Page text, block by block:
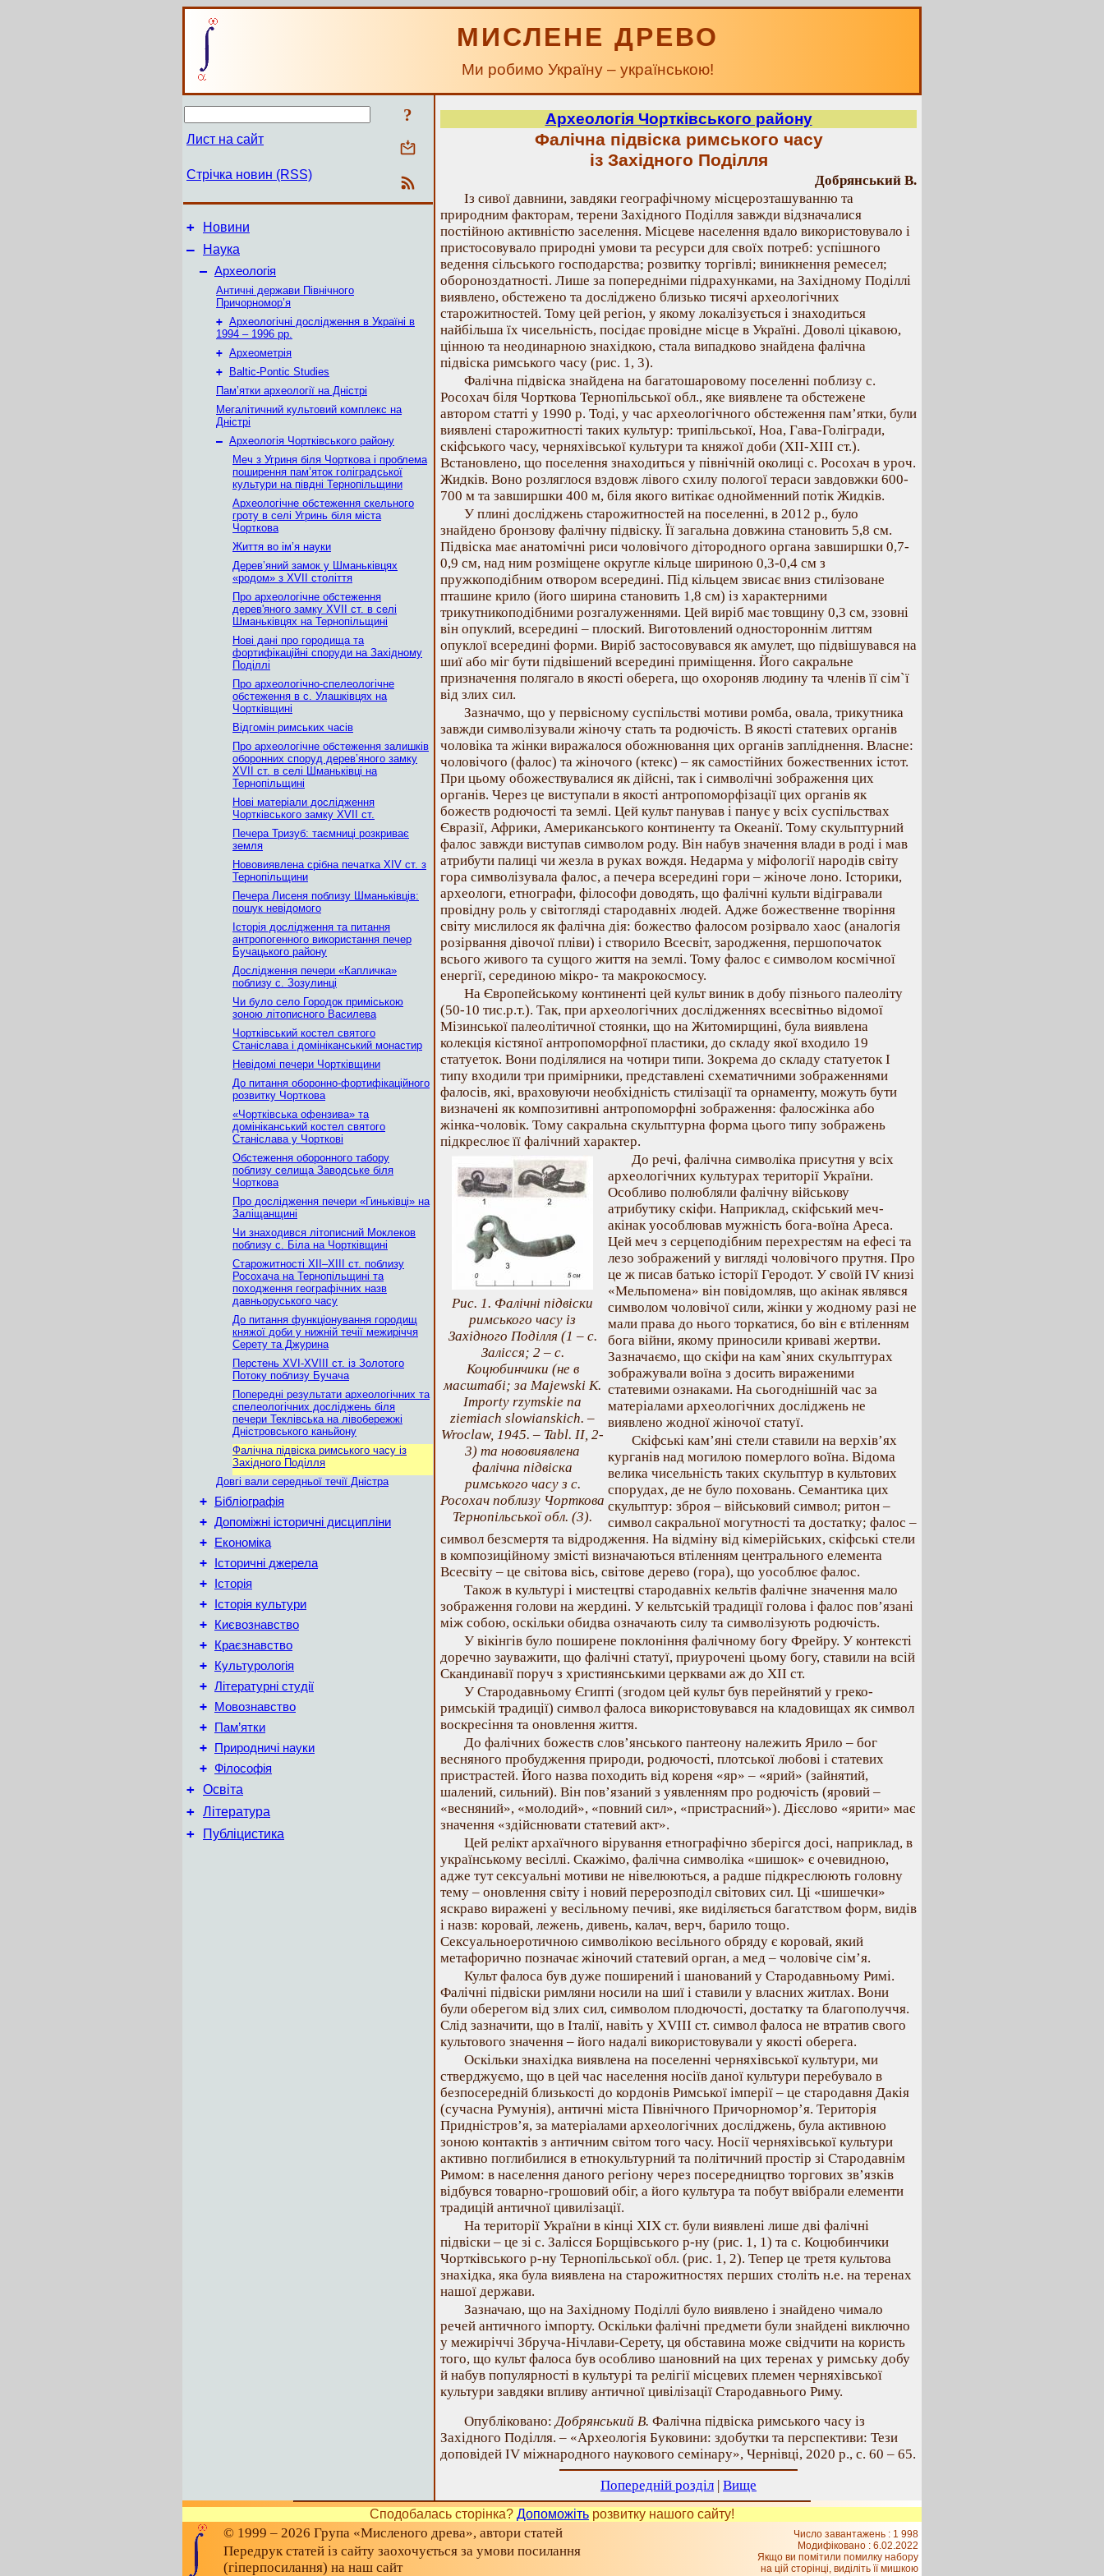
МИСЛЕНЕ ДРЕВО
Ми робимо Україну – українською!
?
Лист на сайт
Стрічка новин (RSS)
+ Новини
–
Наука
– Археологія
Античні держави Північного
Причорномор’я
+ Археологічні дослідження в Україні в
1994 – 1996 рр.
+ Археометрія
+
Baltic-Pontic Studies
Пам’ятки археології на Дністрі
Мегалітичний культовий комплекс на
Дністрі
– Археологія Чортківського району
Меч з Угриня біля Чорткова і проблема
поширення пам’яток голіградської
культури на півдні Тернопільщини
Археологічне обстеження скельного
гроту в селі Угринь біля міста
Чорткова
Життя во ім’я науки
Дерев’яний замок у Шманьківцях
«родом» з XVII століття
Про археологічне обстеження
дерев'яного замку XVII ст. в селі
Шманьківцях на Тернопільщині
Нові дані про городища та
фортифікаційні споруди на Західному
Поділлі
Про археологічно-спелеологічне
обстеження в с. Улашківцях на
Чортківщині
Відгомін римських часів
Про археологічне обстеження залишків
оборонних споруд дерев’яного замку
XVII ст. в селі Шманьківці на
Тернопільщині
Нові матеріали дослідження
Чортківського замку XVII ст.
Печера Тризуб: таємниці розкриває
земля
Нововиявлена срібна печатка XIV ст. з
Тернопільщини
Печера Лисеня поблизу Шманьківців:
пошук невідомого
Історія дослідження та питання
антропогенного використання печер
Бучацького району
Дослідження печери «Капличка»
поблизу с. Зозулинці
Чи було село Городок приміською
зоною літописного Василева
Чортківський костел святого
Станіслава і домініканський монастир
Невідомі печери Чортківщини
До питання оборонно-фортифікаційного
розвитку Чорткова
«Чортківська офензива» та
домініканський костел святого
Станіслава у Чорткові
Обстеження оборонного табору
поблизу селища Заводське біля
Чорткова
Про дослідження печери «Гиньківці» на
Заліщанщині
Чи знаходився літописний Моклеков
поблизу с. Біла на Чортківщині
Старожитності XII–XIII ст. поблизу
Росохача на Тернопільщині та
походження географічних назв
давньоруського часу
До питання функціонування городищ
княжої доби у нижній течії межиріччя
Серету та Джурина
Перстень XVI-XVIII ст. із Золотого
Потоку поблизу Бучача
Попередні результати археологічних та
спелеологічних досліджень біля
печери Теклівська на лівобережжі
Дністровського каньйону
Фалічна підвіска римського часу із
Західного Поділля
Довгі вали середньої течії Дністра
+ Бібліографія
+ Допоміжні історичні дисципліни
+ Економіка
+ Історичні джерела
+ Історія
+ Історія культури
+ Києвознавство
+ Краєзнавство
+ Культурологія
+ Літературні студії
+ Мовознавство
+ Пам’ятки
+ Природничі науки
+ Філософія
+ Освіта
+ Література
+ Публіцистика
Археологія Чортківського району
Фалічна підвіска римського часу
із Західного Поділля
Добрянський В.
Із сивої давнини, завдяки географічному місцерозташуванню та
природним факторам, терени Західного Поділля завжди відзначалися
постійною активністю заселення. Місцеве населення вдало використовувало і
пристосовувало природні умови та ресурси для своїх потреб: успішного
ведення сільського господарства; розвитку торгівлі; виникнення ремесел;
обороноздатності. Лише за попередніми підрахунками, на Західному Поділлі
виявлено, обстежено та досліджено близько тисячі археологічних
старожитностей. Тому цей регіон, у якому локалізується і знаходиться
найбільша їх чисельність, посідає провідне місце в Україні. Доволі цікавою,
цінною та неодинарною знахідкою, стала випадково знайдена фалічна
підвіска римського часу (рис. 1, 3).
Фалічна підвіска знайдена на багатошаровому поселенні поблизу с.
Росохач біля Чорткова Тернопільської обл., яке виявлене та обстежене
автором статті у 1990 р. Тоді, у час археологічного обстеження пам’ятки, були
виявлені старожитності таких культур: трипільської, Ноа, Гава-Голігради,
скіфського часу, черняхівської культури та княжої доби (XII-XIII ст.).
Встановлено, що поселення знаходиться у північній околиці с. Росохач в уроч.
Жидків. Воно розляглося вздовж лівого схилу пологої тераси завдовжки 600-
700 м та завширшки 400 м, біля якого витікає однойменний потік Жидків.
У плині досліджень старожитностей на поселенні, в 2012 р., було
знайдено бронзову фалічну підвіску. Її загальна довжина становить 5,8 см.
Підвіска має анатомічні риси чоловічого дітородного органа завширшки 0,7-
0,9 см, над ним розміщене округле кільце шириною 0,3-0,4 см з
пружкоподібним отвором всередині. Під кільцем звисає вниз стилізоване
пташине крило (його ширина становить 1,8 см) із характерними
трикутникоподібними розгалуженнями. Цей виріб має товщину 0,3 см, ззовні
він опуклий, всередині – плоский. Виготовлений одностороннім литтям
опуклої всередині форми. Виріб застосовувався як амулет, що підвішувався на
шиї або міг бути підвішений всередині приміщення. Його сакральне
призначення полягало в якості оберега, що охороняв людину та членів її сім`ї
від злих сил.
Зазначмо, що у первісному суспільстві мотиви ромба, овала, трикутника
завжди символізували жіночу стать та родючість. В якості статевих органів
чоловіка та жінки виражалося обожнювання цих органів запліднення. Власне:
чоловічого (фалос) та жіночого (ктекс) – як самостійних божественних істот.
При цьому обожествувалися як дійсні, так і символічні зображення цих
органів. Через це виступали в якості антропоморфізації цих органів як
божеств родючості та землі. Цей культ панував і панує у всіх суспільствах
Євразії, Африки, Американського континенту та Океанії. Тому скульптурний
фалос завжди виступав символом роду. Він набув значення влади в роді і мав
атрибути палиці чи жезла в руках вождя. Недарма у міфології народів світу
гора символізувала фалос, а печера всередині гори – жіноче лоно. Історики,
археологи, етнографи, філософи доводять, що фалічні культи відігравали
провідну роль у світогляді стародавніх людей. Адже божественне творіння
світу мислилося як фалічна дія: божество фалосом розірвало хаос (аналогія
розірвання дівочої пліви) і створило Всесвіт, зародження, першопочаток
всього живого та сущого життя на землі. Тому фалос є символом космічної
енергії, серединою мікро- та макрокосмосу.
На Європейському континенті цей культ виник в добу пізнього палеоліту
(50-10 тис.р.т.). Так, при археологічних дослідженнях всесвітньо відомої
Мізинської палеолітичної стоянки, що на Житомирщині, була виявлена
колекція кістяної антропоморфної пластики, до складу якої входило 19
статуеток. Вони поділялися на чотири типи. Зокрема до складу статуеток І
типу входили три примірники, представлені схематичними зображеннями
фалосів, які, враховуючи необхідність стилізації та орнаменту, можуть бути
визначені як композитивні антропоморфні зображення: фалосжінка або
жінка-чоловік. Тому сакральна скульптурна форма цього типу зображень
підкреслює її фалічний характер.
Рис. 1. Фалічні підвіски
римського часу із
Західного Поділля (1 – с.
Залісся; 2 – с.
Коцюбинчики (не в
масштабі; за Мajewski K.
Importy rzymskie na
ziemiach slowianskich. –
Wroclaw, 1945. – Tabl. II, 2-
3) та нововиявлена
фалічна підвіска
римського часу з с.
Росохач поблизу Чорткова
Тернопільської обл. (3).
До речі, фалічна символіка присутня у всіх
археологічних культурах території України.
Особливо полюбляли фалічну військову
атрибутику скіфи. Наприклад, скіфський меч-
акінак уособлював мужність бога-воїна Ареса.
Цей меч з серцеподібним перехрестям на ефесі та
лезо зображений у вигляді чоловічого прутня. Про
це ж писав батько історії Геродот. У своїй ІV книзі
«Мельпомена» він повідомляв, що акінак являвся
символом чоловічої сили, жінки у жодному разі не
мали права до нього торкатися, бо він є втіленням
бога війни, якому приносили криваві жертви.
Зазначаємо, що скіфи на кам`яних скульптурах
зображували воїна з досить вираженими
статевими ознаками. На сьогоднішній час за
матеріалами археологічних досліджень не
виявлено жодної жіночої статуї.
Скіфські кам’яні стели ставили на верхів’ях
курганів над могилою померлого воїна. Відома
велика чисельність таких скульптур в культових
спорудах, де не було поховань. Семантика цих
скульптур: зброя – військовий символ; ритон –
символ сакральної могутності та достатку; фалос –
символ безсмертя та відродження. На відміну від кімерійських, скіфські стели
в композиційному змісті визначаються втіленням центрального елемента
Всесвіту – це світова вісь, світове дерево (гора), що уособлює фалос.
Також в культурі і мистецтві стародавніх кельтів фалічне значення мало
зображення голови на жердині. У кельтській традиції голова і фалос пов’язані
між собою, оскільки обидва означають силу та символізують родючість.
У вікінгів було поширене поклоніння фалічному богу Фрейру. У контексті
доречно зауважити, що фалічні статуї, приурочені цьому богу, ставили на всій
Скандинавії поруч з християнськими церквами аж до ХІІ ст.
У Стародавньому Єгипті (згодом цей культ був перейнятий у греко-
римській традиції) символ фалоса використовувався на кладовищах як символ
воскресіння та оновлення життя.
До фалічних божеств слов’янського пантеону належить Ярило – бог
весняного пробудження природи, родючості, плотської любові і статевих
пристрастей. Його назва походить від кореня «яр» – «ярий» (зайнятий,
шалений, сильний). Він пов’язаний з уявленням про родючість (яровий –
«весняний», «молодий», «повний сил», «пристрасний»). Дієслово «ярити» має
значення «здійснювати статевий акт».
Цей релікт архаїчного вірування етнографічно зберігся досі, наприклад, в
українському весіллі. Скажімо, фалічна символіка «шишок» є очевидною,
адже тут сексуальні мотиви не нівелюються, а радше підкреслюють головну
тему – оновлення світу і новий перерозподіл світових сил. Ці «шишечки»
яскраво виражені у весільному печиві, яке виділяється багатством форм, видів
і назв: коровай, лежень, дивень, калач, верч, барило тощо.
Сексуальноеротичною символікою весільного обряду є коровай, який
метафорично позначає жіночий статевий орган, а мед – чоловіче сім’я.
Культ фалоса був дуже поширений і шанований у Стародавньому Римі.
Фалічні підвіски римляни носили на шиї і ставили у власних житлах. Вони
були оберегом від злих сил, символом плодючості, достатку та благополуччя.
Слід зазначити, що в Італії, навіть у XVIII ст. символ фалоса не втратив свого
культового значення – його надалі використовували у якості оберега.
Оскільки знахідка виявлена на поселенні черняхівської культури, ми
стверджуємо, що в цей час населення носіїв даної культури перебувало в
безпосередній близькості до кордонів Римської імперії – це стародавня Дакія
(сучасна Румунія), античні міста Північного Причорномор’я. Територія
Придністров’я, за матеріалами археологічних досліджень, була активною
зоною контактів з античним світом того часу. Носії черняхівської культури
активно поглибилися в етнокультурний та політичний простір зі Стародавнім
Римом: в населення даного регіону через посередництво торгових зв’язків
відбувся товарно-грошовий обіг, а його культура та побут ввібрали елементи
традицій античної цивилізації.
На території України в кінці ХІХ ст. були виявлені лише дві фалічні
підвіски – це зі с. Залісся Борщівського р-ну (рис. 1, 1) та с. Коцюбинчики
Чортківського р-ну Тернопільської обл. (рис. 1, 2). Тепер це третя культова
знахідка, яка була виявлена на старожитностях перших століть н.е. на теренах
нашої держави.
Зазначаю, що на Західному Поділлі було виявлено і знайдено чимало
речей античного імпорту. Оскільки фалічні предмети були знайдені виключно
у межиріччі Збруча-Нічлави-Серету, ця обставина може свідчити на користь
того, що культ фалоса був особливо шановний на цих теренах у римську добу
й набув популярності в культурі та релігії місцевих племен черняхівської
культури завдяки впливу античної цивілізації Стародавнього Риму.
Опубліковано:Добрянський В. Фалічна підвіска римського часу із
Західного Поділля. – «Археологія Буковини: здобутки та перспективи: Тези
доповідей ІV міжнародного наукового семінару», Чернівці, 2020 р., с. 60 – 65.
Попередній розділ | Вище
Сподобалась сторінка? Допоможіть розвитку нашого сайту!
© 1999 – 2026 Група «Мисленого древа», автори статей
Передрук статей із сайту заохочується за умови посилання
(гіперпосилання) на наш сайт
Число завантажень : 1 998
Модифіковано : 6.02.2022
Якщо ви помітили помилку набору
на цiй сторiнцi, видiлiть її мишкою